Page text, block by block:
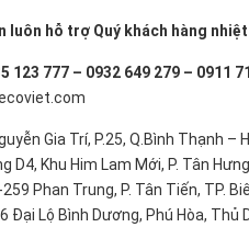
luôn hỗ trợ Quý khách hàng
123 777 – 0932 649 279 – 0911
Gia Trí, P.25, Q.Bình Thạnh –
D4, Khu Him Lam Mới, P. Tân
Phan Trung, P. Tân Tiến, TP.
Đại Lộ Bình Dương, Phú Hòa, Thủ